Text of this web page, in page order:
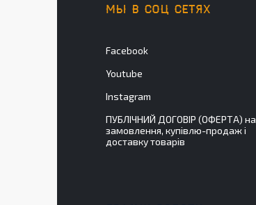
МЫ В СОЦ СЕТЯХ
Facebook
Youtube
Instagram
ПУБЛІЧНИЙ ДОГОВІР (ОФЕРТА) на
замовлення, купівлю-продаж і
доставку товарів